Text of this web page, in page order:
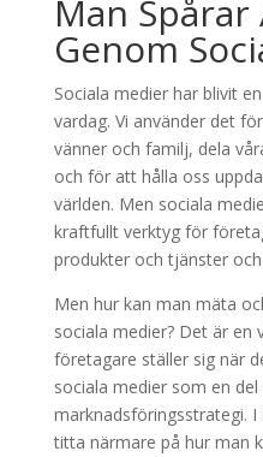
Man
Genom
Sociala medier har blivit
vardag. Vi använder det
vänner och familj, dela
och för att hålla oss
världen. Men sociala
kraftfullt verktyg för
produkter och tjänster
Men hur kan man mäta
sociala medier? Det är en
företagare ställer sig när
sociala medier som en del
marknadsföringsstrategi.
titta närmare på hur man